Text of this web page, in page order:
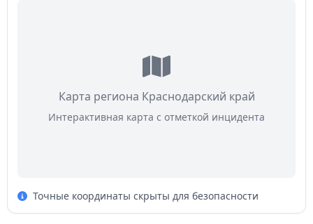
Карта региона Краснодарский край
Интерактивная карта с отметкой инцидента
Точные координаты скрыты для безопасности